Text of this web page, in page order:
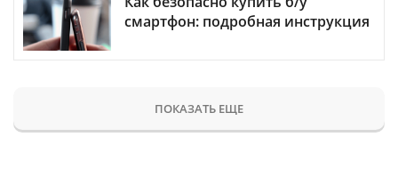
смартфон: подробная инструкция
ПОКАЗАТЬ ЕЩЕ